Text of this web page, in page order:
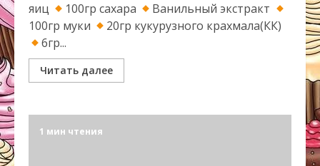
яиц
100гр сахара
Ванильный экстракт
100гр муки
20гр кукурузного крахмала(КК)
6гр...
Читать далее
1 мин чтения